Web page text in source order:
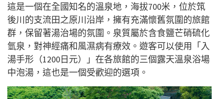
這是一個在全國知名的溫泉地，海拔700米，位於筑
後川的支流田之原川沿岸，擁有充滿懷舊氛圍的旅館
群，保留著湯治場的氛圍。泉質屬於含食鹽芒硝硫化
氫泉，對神經痛和風濕病有療效。遊客可以使用「入
湯手形（1200日元）」在各旅館的三個露天溫泉浴場
中泡湯，這也是一個受歡迎的選項。